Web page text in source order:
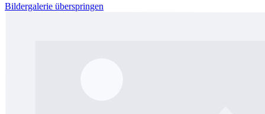
Bildergalerie überspringen